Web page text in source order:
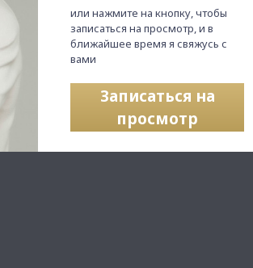
или нажмите на кнопку, чтобы
записаться на просмотр, и в
ближайшее время я свяжусь с
вами
Записаться на
просмотр